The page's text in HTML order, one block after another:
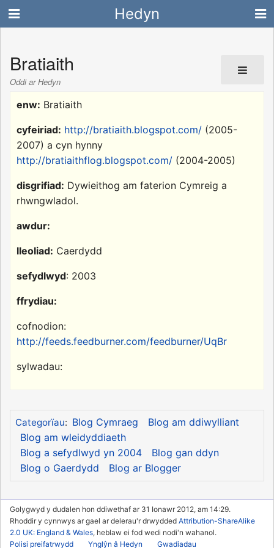
Hedyn
Bratiaith
Oddi ar Hedyn
enw: Bratiaith
cyfeiriad: http://bratiaith.blogspot.com/ (2005-
2007) a cyn hynny
http://bratiaithflog.blogspot.com/ (2004-2005)
disgrifiad: Dywieithog am faterion Cymreig a
rhwngwladol.
awdur:
lleoliad: Caerdydd
sefydlwyd: 2003
ffrydiau:
cofnodion:
http://feeds.feedburner.com/feedburner/UqBr
sylwadau:
Categorïau: Blog Cymraeg
Blog am ddiwylliant
Blog am wleidyddiaeth
Blog a sefydlwyd yn 2004
Blog gan ddyn
Blog o Gaerdydd
Blog ar Blogger
Golygwyd y dudalen hon ddiwethaf ar 31 Ionawr 2012, am 14:29.
Rhoddir y cynnwys ar gael ar delerau'r drwydded Attribution-ShareAlike
2.0 UK: England & Wales, heblaw ei fod wedi nodi'n wahanol.
Polisi preifatrwydd
Ynglŷn â Hedyn Gwadiadau